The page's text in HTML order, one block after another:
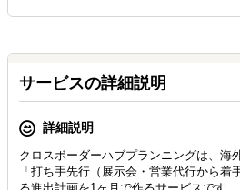
サービスの詳細説明
詳細説明
クロスボーダーハブプランニングは、海
「打ち手先行（展示会・営業代行から着